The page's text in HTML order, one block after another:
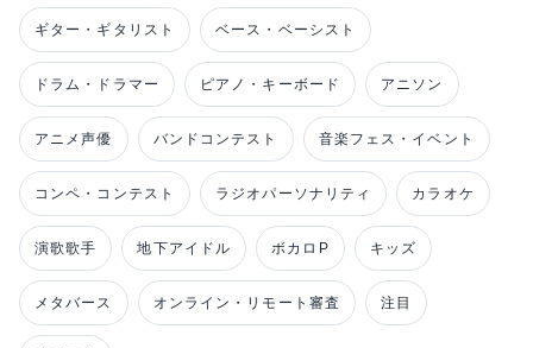
ギター・ギタリスト ベース・ベーシスト
ドラム・ドラマー ピアノ・キーボード アニソン
アニメ声優 バンドコンテスト 音楽フェス・イベント
コンペ・コンテスト ラジオパーソナリティ カラオケ
演歌歌手 地下アイドル ボカロP キッズ
メタバース オンライン・リモート審査 注目